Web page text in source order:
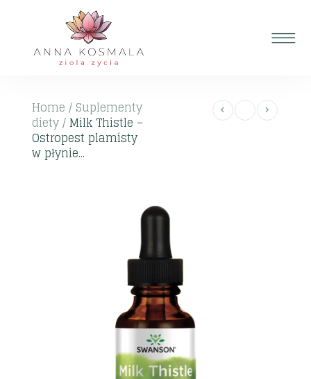
Home / Suplementy
diety/ Milk Thistle –
Ostropest plamisty
w płynie...